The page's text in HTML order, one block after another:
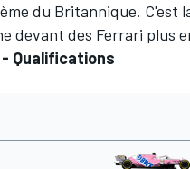
du Britannique. C'est
devant des Ferrari plus
- Qualifications